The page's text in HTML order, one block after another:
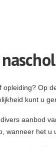
Op
kunt u
aanbod
wanneer het u